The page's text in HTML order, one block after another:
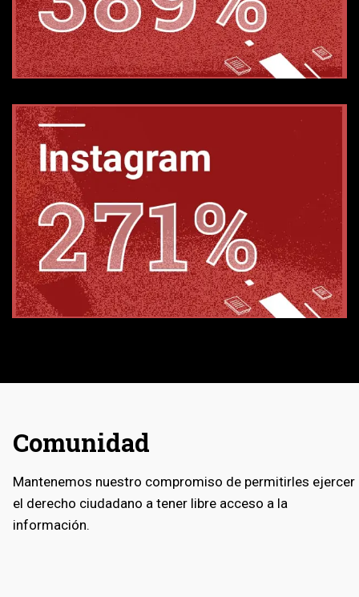
Comunidad
Mantenemos nuestro compromiso de permitirles ejercer
el derecho ciudadano a tener libre acceso a la
información.